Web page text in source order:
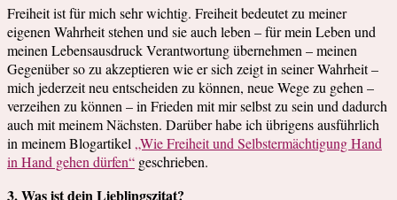
Freiheit ist für mich sehr wichtig. Freiheit bedeutet zu meiner
eigenen Wahrheit stehen und sie auch leben – für mein Leben und
meinen Lebensausdruck Verantwortung übernehmen – meinen
Gegenüber so zu akzeptieren wie er sich zeigt in seiner Wahrheit –
mich jederzeit neu entscheiden zu können, neue Wege zu gehen –
verzeihen zu können – in Frieden mit mir selbst zu sein und dadurch
auch mit meinem Nächsten. Darüber habe ich übrigens ausführlich
in meinem Blogartikel„Wie Freiheit und Selbstermächtigung Hand
in Hand gehen dürfen“ geschrieben.
3. Was ist dein Lieblingszitat?